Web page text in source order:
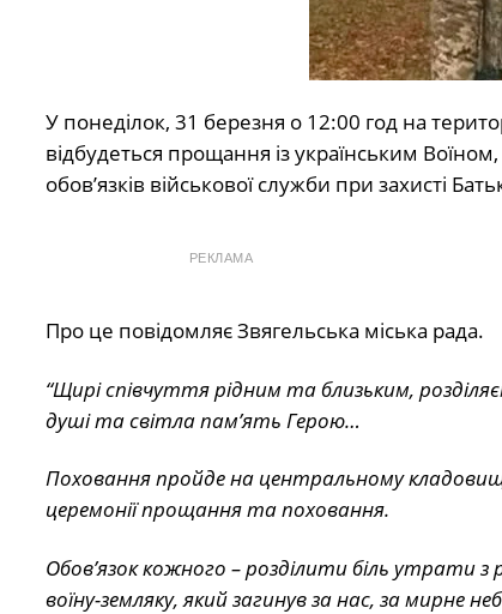
У понеділок, 31 березня о 12:00 год на
відбудеться прощання із українським
обов’язків військової служби при захисті
РЕКЛАМА
Про це повідомляє Звягельська міська рада.
“Щирі співчуття рідним та близьким,
душі та світла пам’ять Герою…
Поховання пройде на центральному
церемонії прощання та поховання.
Обов’язок кожного – розділити біль утрати
воїну-земляку, який загинув за нас, за мирне